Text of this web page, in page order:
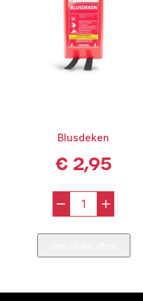
Blusdeken
€2,95
-
Blusdeken
aantal
+